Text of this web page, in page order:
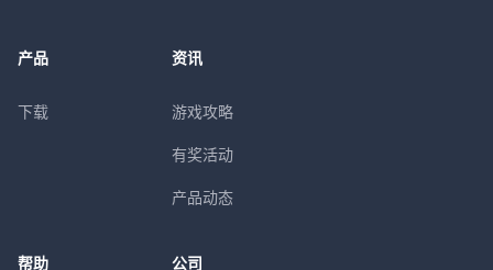
产品
下载
资讯
游戏攻略
有奖活动
产品动态
帮助 公司